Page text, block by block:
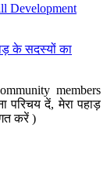
Development
के सदस्यों का
members
परिचय दें, मेरा पहाड़
करें )